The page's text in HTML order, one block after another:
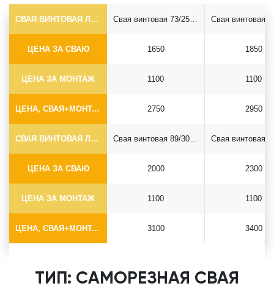
СВАЯ ВИНТОВАЯ ЛОПАСТНАЯ Ф73*5.5
ЦЕНА ЗА СВАЮ
ЦЕНА ЗА МОНТАЖ
ЦЕНА, СВАЯ+МОНТАЖ (БЕЗ ОГОЛОВКА)
Свая винтовая 73/250*2500
1650
1100
2750
1850
1100
2950
СВАЯ ВИНТОВАЯ ЛОПАСТНАЯ Ф89*6.5
ЦЕНА ЗА СВАЮ
ЦЕНА ЗА МОНТАЖ
ЦЕНА, СВАЯ+МОНТАЖ (БЕЗ ОГОЛОВКА)
Свая винтовая 89/300*2500
2000
1100
3100
2300
1100
3400
ТИП: САМОРЕЗНАЯ СВАЯ